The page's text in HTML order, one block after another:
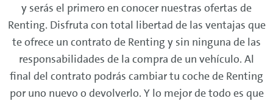
y serás el primero en conocer nuestras ofertas de
Renting. Disfruta con total libertad de las ventajas que
te ofrece un contrato de Renting y sin ninguna de las
responsabilidades de la compra de un vehículo. Al
final del contrato podrás cambiar tu coche de Renting
por uno nuevo o devolverlo. Y lo mejor de todo es que